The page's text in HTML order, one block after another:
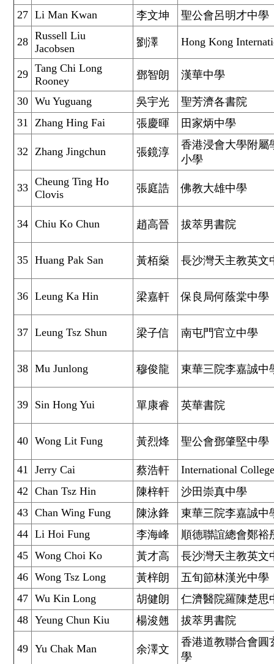
27 Li Man Kwan 李文坤 聖公會呂明才中學
28 Russell Liu
Jacobsen
劉澤 Hong Kong
29 Tang Chi Long
Rooney
鄧智朗 漢華中學
30 Wu Yuguang 吳宇光
聖芳濟各書院
31 Zhang Hing Fai 張慶暉 田家炳中學
32 Zhang Jingchun 張鏡淳
香港浸會大學附屬
小學
33 Cheung Ting Ho
Clovis
張庭誥 佛教大雄中學
34 Chiu Ko Chun 趙高晉 拔萃男書院
35 Huang Pak San 黃栢燊 長沙灣天主教英文
36 Leung Ka Hin 梁嘉軒 保良局何蔭棠中學
37 Leung Tsz Shun 梁子信 南屯門官立中學
38 Mu Junlong 穆俊龍 東華三院李嘉誠中
39 Sin Hong Yui 單康睿 英華書院
40 Wong Lit Fung 黃烈烽 聖公會鄧肇堅中學
41 Jerry Cai 蔡浩軒
International
42 Chan Tsz Hin 陳梓軒
沙田崇真中學
43 Chan Wing Fung 陳泳鋒
東華三院李嘉誠中
44 Li Hoi Fung 李海峰
順德聯誼總會鄭裕
45 Wong Choi Ko 黃才高
長沙灣天主教英文
46 Wong Tsz Long 黃梓朗
五旬節林漢光中學
47 Wu Kin Long 胡健朗
仁濟醫院羅陳楚思
48 Yeung Chun Kiu 楊浚翹 拔萃男書院
49 Yu Chak Man 余澤文
香港道教聯合會圓
學